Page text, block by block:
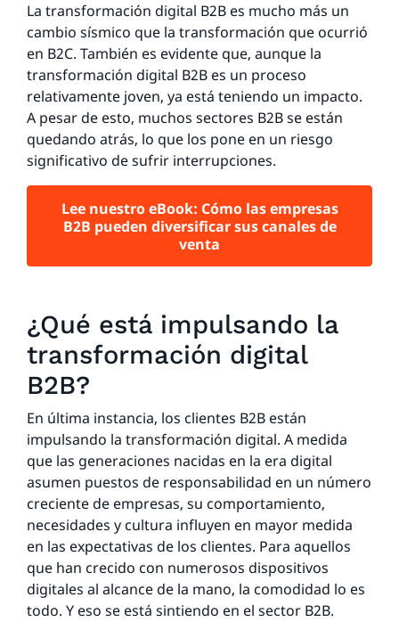
La transformación digital B2B es mucho más un
cambio sísmico que la transformación que ocurrió
en B2C. También es evidente que, aunque la
transformación digital B2B es un proceso
relativamente joven, ya está teniendo un impacto.
A pesar de esto, muchos sectores B2B se están
quedando atrás, lo que los pone en un riesgo
significativo de sufrir interrupciones.
Lee nuestro eBook: Cómo las empresas
B2B pueden diversificar sus canales de
venta
¿Qué está impulsando la
transformación digital
B2B?
En última instancia, los clientes B2B están
impulsando la transformación digital. A medida
que las generaciones nacidas en la era digital
asumen puestos de responsabilidad en un número
creciente de empresas, su comportamiento,
necesidades y cultura influyen en mayor medida
en las expectativas de los clientes. Para aquellos
que han crecido con numerosos dispositivos
digitales al alcance de la mano, la comodidad lo es
todo. Y eso se está sintiendo en el sector B2B.